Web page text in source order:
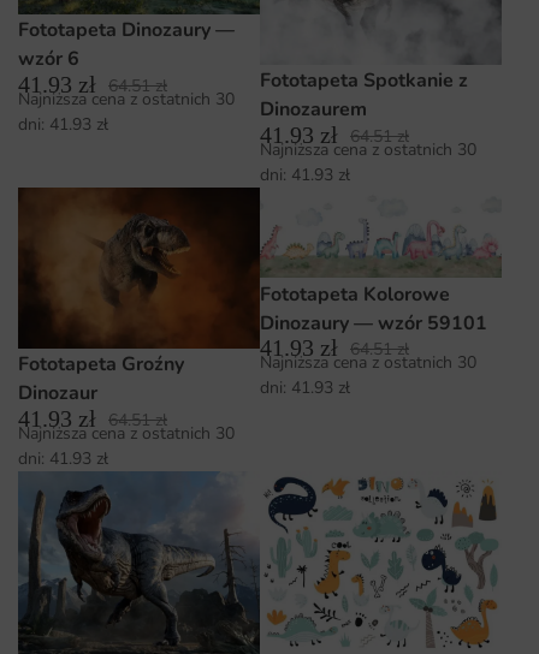
Fototapeta Dinozaury —
wzór 6
41.93 zł 64.51zł
Najniższa cena z ostatnich 30
dni: 41.93 zł
Fototapeta Spotkanie z
Dinozaurem
41.93 zł 64.51zł
Najniższa cena z ostatnich 30
dni: 41.93 zł
Fototapeta Groźny
Dinozaur
41.93 zł 64.51zł
Najniższa cena z ostatnich 30
dni: 41.93 zł
Fototapeta Kolorowe
Dinozaury — wzór 59101
41.93 zł 64.51zł
Najniższa cena z ostatnich 30
dni: 41.93 zł